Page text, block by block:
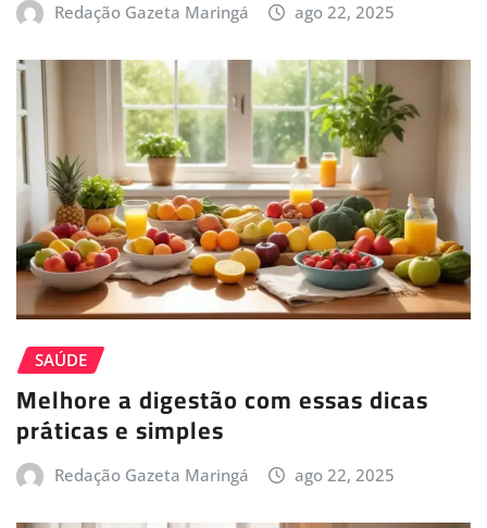
Redação Gazeta Maringá ago 22, 2025
SAÚDE
Melhore a digestão com essas dicas
práticas e simples
Redação Gazeta Maringá ago 22, 2025